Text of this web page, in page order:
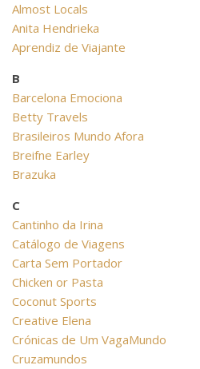
Almost Locals
Anita Hendrieka
Aprendiz de Viajante
B
Barcelona Emociona
Betty Travels
Brasileiros Mundo Afora
Breifne Earley
Brazuka
C
Cantinho da Irina
Catálogo de Viagens
Carta Sem Portador
Chicken or Pasta
Coconut Sports
Creative Elena
Crónicas de Um VagaMundo
Cruzamundos